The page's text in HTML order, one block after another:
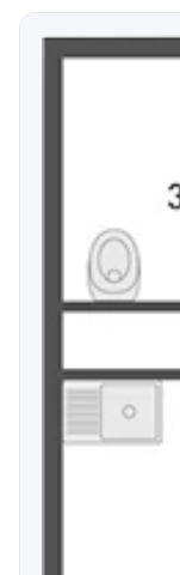
транспорта во
Собственная
газового
Рядом с
общественного
попасть в
Строительство
Федеральным
"Левенцовка
Ассоциации